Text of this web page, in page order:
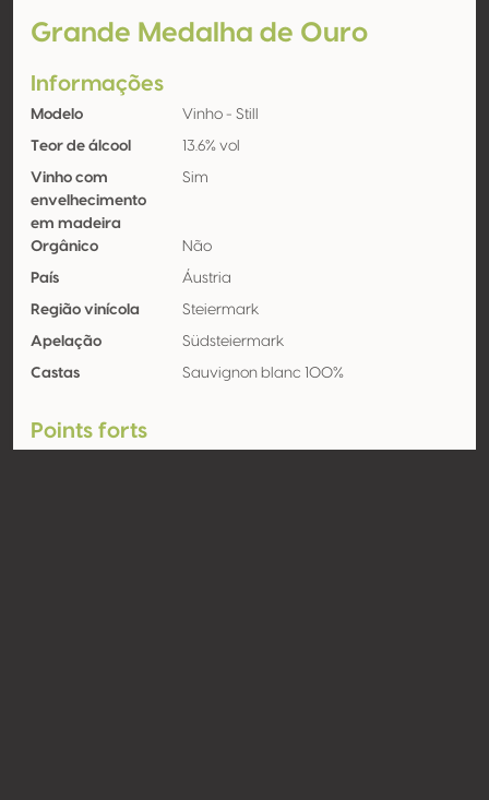
Grande Medalha de Ouro
Informações
Modelo Vinho - Still
Teor de álcool 13.6% vol
Vinho com
envelhecimento
em madeira
Sim
Orgânico Não
País Áustria
Região vinícola Steiermark
Apelação Südsteiermark
Castas Sauvignon blanc 100%
Points forts